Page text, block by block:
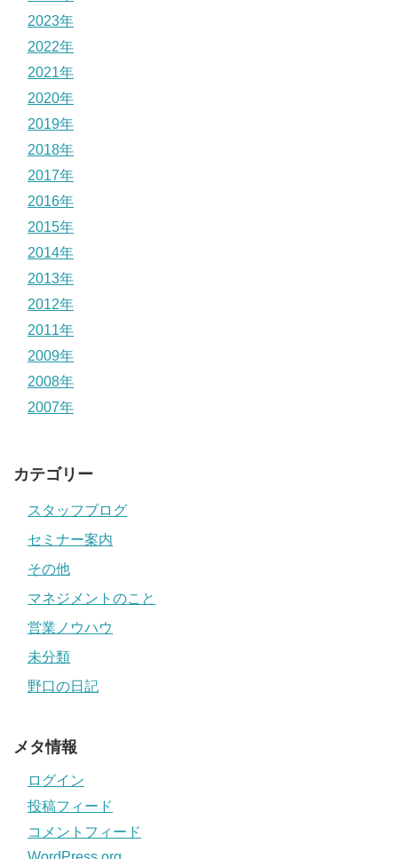
2023年
2022年
2021年
2020年
2019年
2018年
2017年
2016年
2015年
2014年
2013年
2012年
2011年
2009年
2008年
2007年
カテゴリー
スタッフブログ
セミナー案内
その他
マネジメントのこと
営業ノウハウ
未分類
野口の日記
メタ情報
ログイン
投稿フィード
コメントフィード